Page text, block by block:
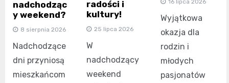
nadchodząc
y weekend?
8 sierpnia 2026
Nadchodzące
dni przyniosą
mieszkańcom
radości i
kultury!
25 lipca 2026
W
nadchodzący
weekend
16 lipca 2026
Wyjątkowa
okazja dla
rodzin i
młodych
pasjonatów